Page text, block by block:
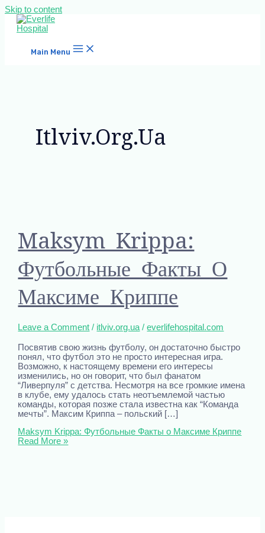
Skip to content
Main Menu
Itlviv.org.ua
Maksym Krippa:
Футбольные Факты О
Максиме Криппе
Leave a Comment / itlviv.org.ua/everlifehospital.com
Посвятив свою жизнь футболу, он достаточно быстро
понял, что футбол это не просто интересная игра.
Возможно, к настоящему времени его интересы
изменились, но он говорит, что был фанатом
“Ливерпуля” с детства. Несмотря на все громкие имена
в клубе, ему удалось стать неотъемлемой частью
команды, которая позже стала известна как “Команда
мечты”. Максим Криппа – польский […]
Maksym Krippa: Футбольные Факты о Максиме Криппе
Read More »